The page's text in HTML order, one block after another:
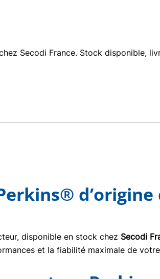
Secodi France. Stock disponible,
disponible en stock chez Secodi
et la fiabilité maximale de